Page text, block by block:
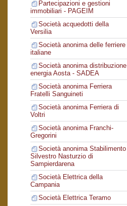
Partecipazioni e gestioni
immobiliari - PAGEIM
Società acquedotti della
Versilia
Società anonima delle ferriere
italiane
Società anonima distribuzione
energia Aosta - SADEA
Società anonima Ferriera
Fratelli Sanguineti
Società anonima Ferriera di
Voltri
Società anonima Franchi-
Gregorini
Società anonima Stabilimento
Silvestro Nasturzio di
Sampierdarena
Società Elettrica della
Campania
Società Elettrica Teramo